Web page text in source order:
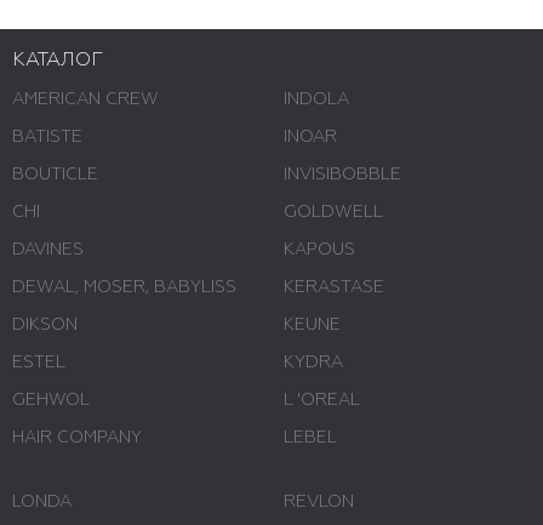
КАТАЛОГ
AMERICAN CREW
BATISTE
BOUTICLE
CHI
DAVINES
DEWAL, MOSER, BABYLISS
DIKSON
ESTEL
GEHWOL
HAIR COMPANY
INDOLA
INOAR
INVISIBOBBLE
GOLDWELL
KAPOUS
KERASTASE
KEUNE
KYDRA
L 'ОREAL
LEBEL
LONDA REVLON